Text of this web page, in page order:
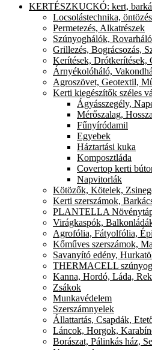
KERTÉSZKUCKÓ: kert,
Locsolástechnika, öntözés
Permetezés, Alkatrészek
Szúnyoghálók,
Grillezés, Bográcsozás,
Kerítések, Drótkerítések,
Árnyékolóháló,
Agroszövet, Geotextil,
Kerti kiegészítők széles
Ágyásszegély,
Mérőszalag,
Fűnyíródamil
Egyebek
Háztartási kuka
Komposztláda
Covertop kerti
Napvitorlák
Kötözők, Kötelek,
Kerti szerszámok,
PLANTELLA
Virágkaspók,
Agrofólia, Fátyolfólia,
Kőműves szerszámok,
Savanyító edény,
THERMACELL
Kanna, Hordó, Láda,
Zsákok
Munkavédelem
Szerszámnyelek
Állattartás, Csapdák,
Láncok, Horgok,
Borászat, Pálinkás ház,